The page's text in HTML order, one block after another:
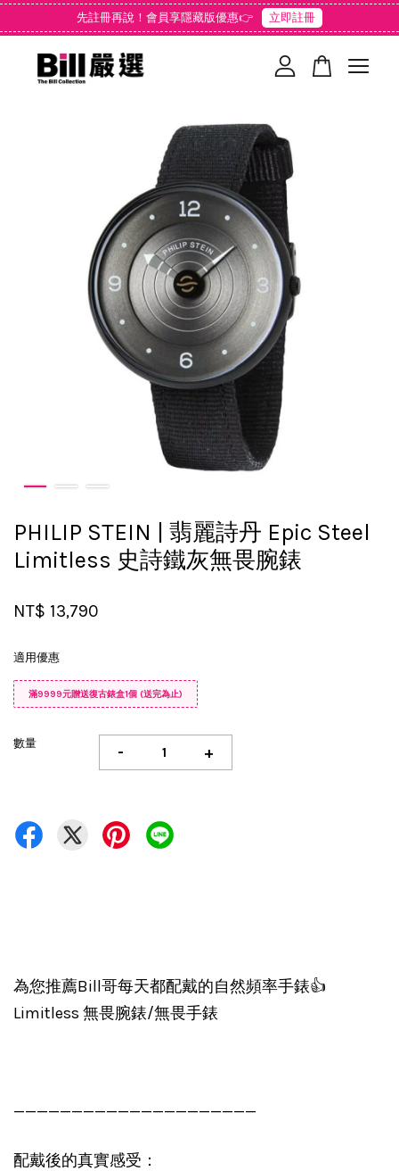
先註冊再說！會員享隱藏版優惠👉 立即註冊
PHILIP STEIN | 翡麗詩丹 Epic Steel
Limitless 史詩鐵灰無畏腕錶
NT$ 13,790
適用優惠
滿9999元贈送復古錶盒1個 (送完為止)
數量 - +
為您推薦Bill哥每天都配戴的自然頻率手錶👍
Limitless 無畏腕錶/無畏手錶
—————————————————————
配戴後的真實感受：
您的購物車目前還是空的。
繼續購物